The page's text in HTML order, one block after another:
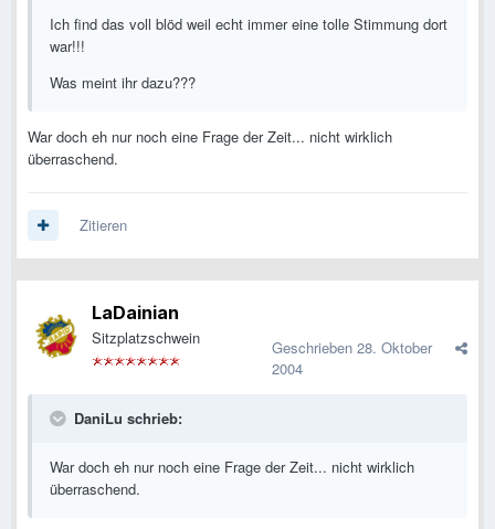
Ich find das voll blöd weil echt immer eine tolle Stimmung dort
war!!!
Was meint ihr dazu???
War doch eh nur noch eine Frage der Zeit... nicht wirklich
überraschend.
Zitieren
LaDainian
Sitzplatzschwein Geschrieben 28. Oktober
2004
DaniLu schrieb:
War doch eh nur noch eine Frage der Zeit... nicht wirklich
überraschend.